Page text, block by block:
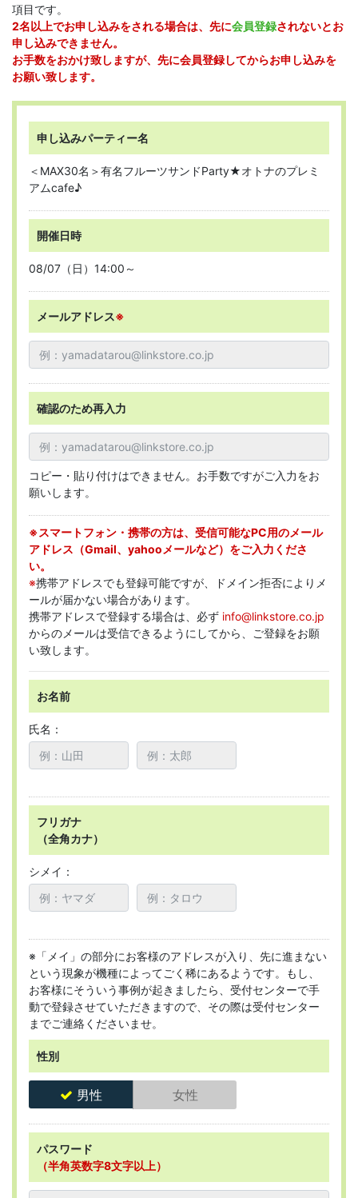
項目です。
2名以上でお申し込みをされる場合は、先に会員登録されないとお
申し込みできません。
お手数をおかけ致しますが、先に会員登録してからお申し込みを
お願い致します。
申し込みパーティー名
＜MAX30名＞有名フルーツサンドParty★オトナのプレミ
アムcafe♪
開催日時
08/07（日）14:00～
メールアドレス※
確認のため再入力
コピー・貼り付けはできません。お手数ですがご入力をお
願いします。
※スマートフォン・携帯の方は、受信可能なPC用のメール
アドレス（Gmail、yahooメールなど）をご入力くださ
い。
※携帯アドレスでも登録可能ですが、ドメイン拒否によりメ
ールが届かない場合があります。
携帯アドレスで登録する場合は、必ず info@linkstore.co.jp
からのメールは受信できるようにしてから、ご登録をお願
い致します。
お名前
氏名：
フリガナ
（全角カナ）
シメイ：
※「メイ」の部分にお客様のアドレスが入り、先に進まない
という現象が機種によってごく稀にあるようです。もし、
お客様にそういう事例が起きましたら、受付センターで手
動で登録させていただきますので、その際は受付センター
までご連絡くださいませ。
性別
男性 女性
パスワード
（半角英数字8文字以上）